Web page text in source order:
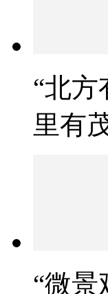
“北
里有
“微